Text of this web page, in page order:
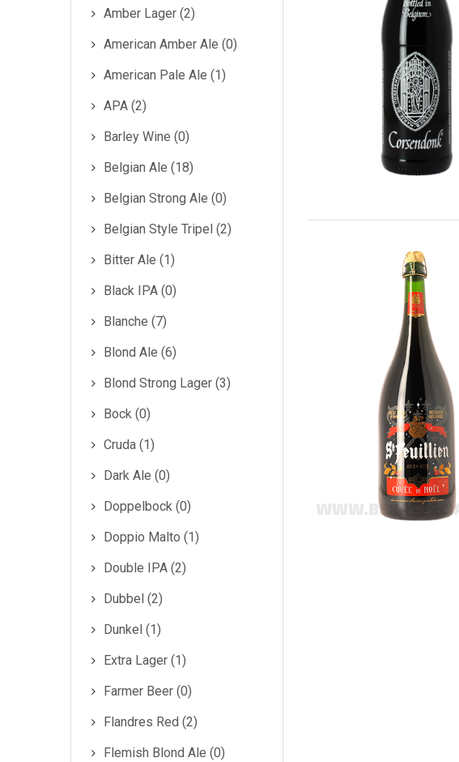
Cecoslovacchia
Amber Lager (2)
American Amber Ale (0)
American Pale Ale (1)
APA (2)
Barley Wine (0)
Belgian Ale (18)
Belgian Strong Ale (0)
Belgian Style Tripel (2)
Bitter Ale (1)
Black IPA (0)
Blanche (7)
Blond Ale (6)
Blond Strong Lager (3)
Bock (0)
Cruda (1)
Dark Ale (0)
Doppelbock (0)
Doppio Malto (1)
Double IPA (2)
Dubbel (2)
Dunkel (1)
Extra Lager (1)
Farmer Beer (0)
Flandres Red (2)
Flemish Blond Ale (0)